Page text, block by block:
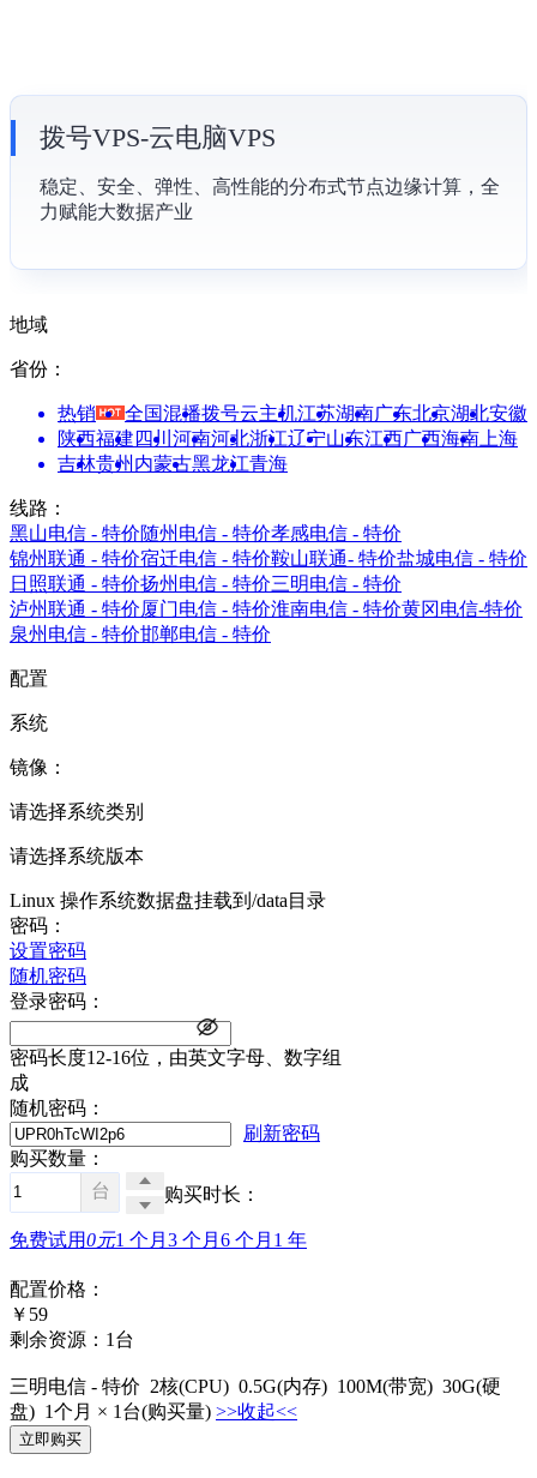
拨号VPS-云电脑VPS
稳定、安全、弹性、高性能的分布式节点边缘计算，全
力赋能大数据产业
地域
省份：
热销 全国混播拨号云主机江苏湖南广东北京湖北安徽
陕西福建 四川 河南河北浙江辽宁山东江西广西海南 上海
吉林贵州 内蒙古黑龙江青海
线路：
黑山电信 - 特价随州电信 - 特价孝感电信 - 特价
锦州联通 - 特价宿迁电信 - 特价鞍山联通- 特价盐城电信 - 特价
日照联通 - 特价扬州电信 - 特价三明电信 - 特价
泸州联通 - 特价厦门电信 - 特价淮南电信 - 特价黄冈电信-特价
泉州电信 - 特价邯郸电信 - 特价
配置
系统
镜像：
请选择系统类别
请选择系统版本
Linux 操作系统数据盘挂载到/data目录
密码：
设置密码
随机密码
登录密码：
密码长度12-16位，由英文字母、数字组
成
随机密码：
刷新密码
购买数量：
台
购买时长：
免费试用0元1 个月 3 个月 6 个月 1 年
配置价格：
￥ 59
剩余资源：1台
三明电信 - 特价 2核(CPU) 0.5G(内存) 100M(带宽) 30G(硬
盘) 1个月 × 1 台(购买量) >>收起<<